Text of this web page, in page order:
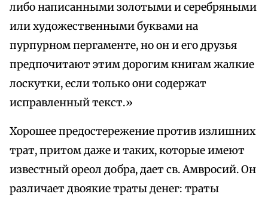
либо написанными золотыми и серебряными
или художественными буквами на
пурпурном пергаменте, но он и его друзья
предпочитают этим дорогим книгам жалкие
лоскутки, если только они содержат
исправленный текст.»
Хорошее предостережение против излишних
трат, притом даже и таких, которые имеют
известный ореол добра, дает св. Амвросий. Он
различает двоякие траты денег: траты